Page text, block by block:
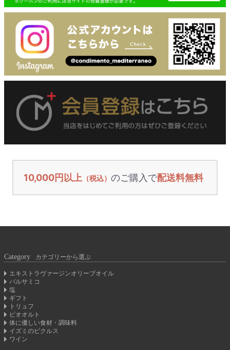
10,000円以上 （税込） のご購入で配送料無料
Category カテゴリーから選ぶ
エキストラヴァージンオリーブオイル
バルサミコ
塩
ギフト
トリュフ
ビオオルト
体に優しい食材・調味料
イズミのピクルス
ワイン